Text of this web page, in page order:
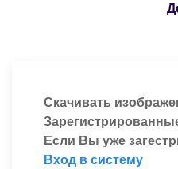
Скачивать
Если Вы уже
Вход в систему